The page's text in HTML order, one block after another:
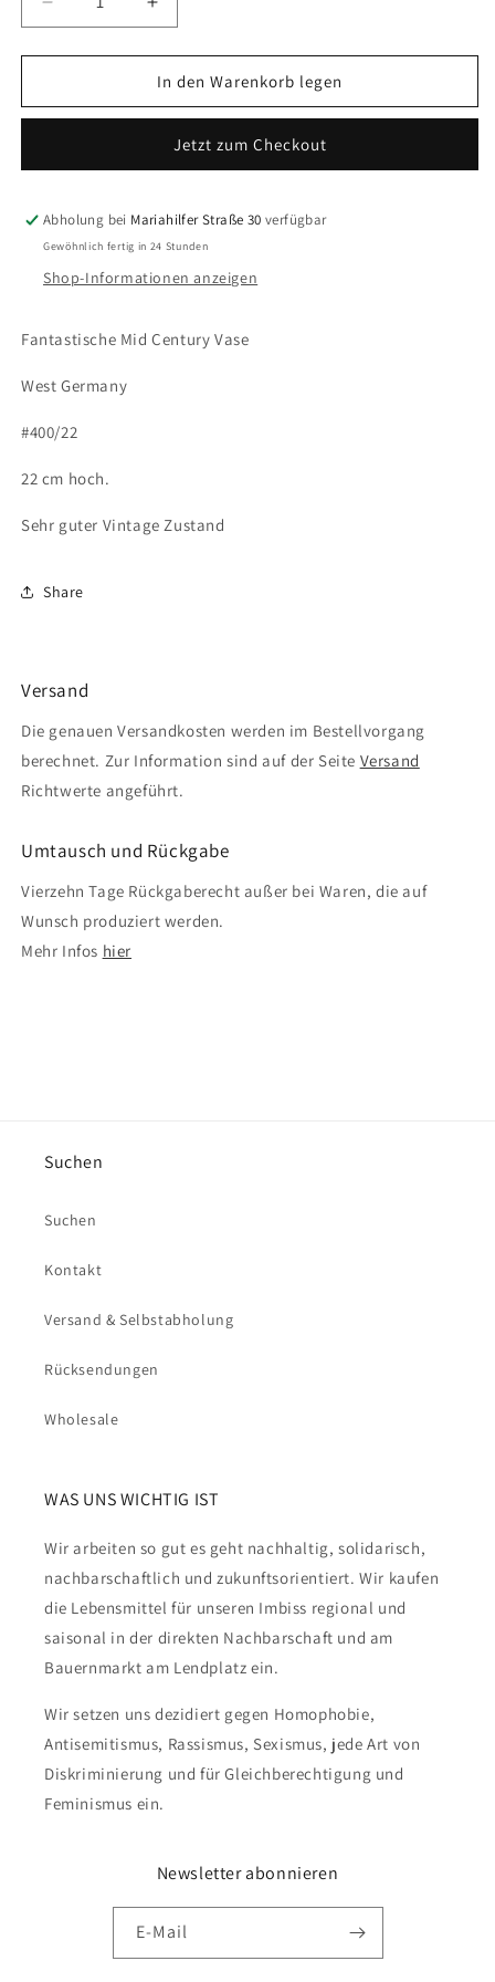
Verringere
die
Menge
Vase
Erhöhe
die
Menge
für
Vase
Germany
In den Warenkorb legen
Jetzt zum Checkout
Abholung bei Mariahilfer Straße 30 verfügbar
Gewöhnlich fertig in 24 Stunden
Shop-Informationen anzeigen
Fantastische Mid Century Vase
West Germany
#400/22
22 cm hoch.
Sehr guter Vintage Zustand
Share
Versand
Die genauen Versandkosten werden im Bestellvorgang
berechnet. Zur Information sind auf der Seite Versand
Richtwerte angeführt.
Umtausch und Rückgabe
Vierzehn Tage Rückgaberecht außer bei Waren, die auf
Wunsch produziert werden.
Mehr Infos hier
Suchen
Suchen
Kontakt
Versand & Selbstabholung
Rücksendungen
Wholesale
WAS UNS WICHTIG IST
Wir arbeiten so gut es geht nachhaltig, solidarisch,
nachbarschaftlich und zukunftsorientiert. Wir kaufen
die Lebensmittel für unseren Imbiss regional und
saisonal in der direkten Nachbarschaft und am
Bauernmarkt am Lendplatz ein.
Wir setzen uns dezidiert gegen Homophobie,
Antisemitismus, Rassismus, Sexismus, jede Art von
Diskriminierung und für Gleichberechtigung und
Feminismus ein.
Newsletter abonnieren
E-Mail